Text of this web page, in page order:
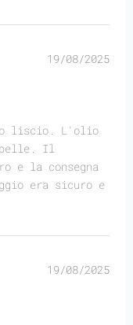
19/08/2025
liscio. L'olio
pelle. Il
e la consegna
era sicuro e
19/08/2025